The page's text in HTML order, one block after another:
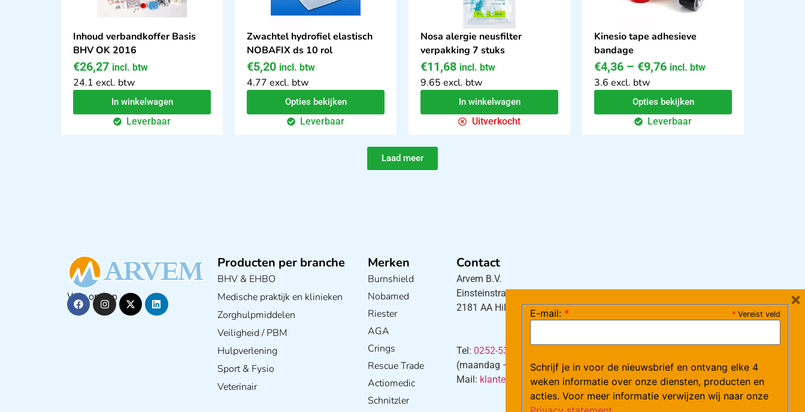
Inhoud verbandkoffer Basis
BHV OK 2016
€26,27 incl. btw
24.1 excl. btw
In winkelwagen
Leverbaar
Zwachtel hydrofiel elastisch
NOBAFIX ds 10 rol
€5,20 incl. btw
4.77 excl. btw
Opties bekijken
Leverbaar
Nosa alergie neusfilter
verpakking 7 stuks
€11,68 incl. btw
9.65 excl. btw
In winkelwagen
Uitverkocht
Kinesio tape adhesieve
bandage
€4,36 – €9,76 incl. btw
3.6 excl. btw
Opties bekijken
Leverbaar
Laad meer
Volg ons op
Producten per branche
BHV & EHBO
Medische praktijk en klinieken
Zorghulpmiddelen
Veiligheid / PBM
Hulpverlening
Sport & Fysio
Veterinair
Merken
Burnshield
Nobamed
Riester
AGA
Crings
Rescue Trade
Actiomedic
Schnitzler
Contact
Arvem B.V.
Einsteinstraat 5
2181 AA Hillegom
Tel: 0252-533256
(maandag – donderdag 08:30-17:15 uur / vrijdag 08:30-16:00 uur)
Mail: klantenservice@arvem.nl
* Vereist veld
E-mail: *
Schrijf je in voor de nieuwsbrief en ontvang elke 4
weken informatie over onze diensten, producten en
acties. Voor meer informatie verwijzen wij naar onze
×